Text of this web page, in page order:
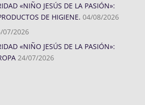
«NIÑO JESÚS DE LA PASIÓN»:
DE HIGIENE. 04/08/2026
07/2026
«NIÑO JESÚS DE LA PASIÓN»:
24/07/2026